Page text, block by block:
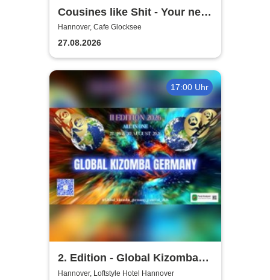
Cousines like Shit - Your new
favourite band from Vienna
Hannover, Cafe Glocksee
27.08.2026
17:00 Uhr
2. Edition - Global Kizomba
Germany Festival
Hannover, Loftstyle Hotel Hannover